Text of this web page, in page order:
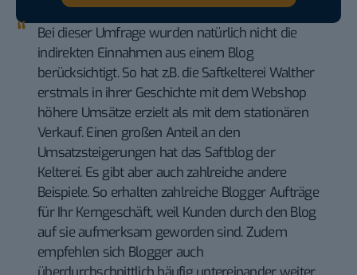
Bei dieser Umfrage wurden natürlich nicht die
indirekten Einnahmen aus einem Blog
berücksichtigt. So hat z.B. die Saftkelterei Walther
erstmals in ihrer Geschichte mit dem Webshop
höhere Umsätze erzielt als mit dem stationären
Verkauf. Einen großen Anteil an den
Umsatzsteigerungen hat das Saftblog der
Kelterei. Es gibt aber auch zahlreiche andere
Beispiele. So erhalten zahlreiche Blogger Aufträge
für Ihr Kerngeschäft, weil Kunden durch den Blog
auf sie aufmerksam geworden sind. Zudem
empfehlen sich Blogger auch